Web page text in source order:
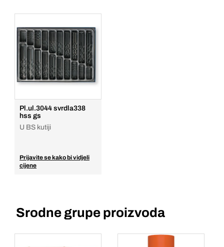
Pl.ul.3044 svrdla338
hss gs
U BS kutiji
Prijavite se kako bi vidjeli
cijene
Srodne grupe proizvoda